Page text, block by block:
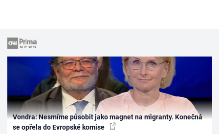
Vondra: Nesmíme působit jako magnet na migranty. Konečná
se opřela do Evropské komise